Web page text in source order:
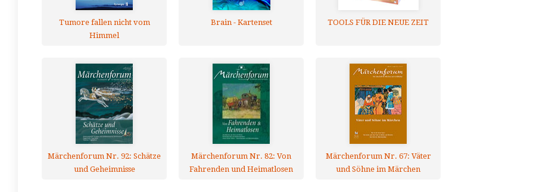
Tumore fallen nicht vom
Himmel
Brain - Kartenset TOOLS FÜR DIE NEUE ZEIT
Märchenforum Nr. 92: Schätze
und Geheimnisse
Märchenforum Nr. 82: Von
Fahrenden und Heimatlosen
Märchenforum Nr. 67: Väter
und Söhne im Märchen